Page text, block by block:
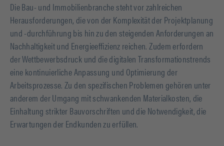
Die Bau- und Immobilienbranche steht vor zahlreichen
Herausforderungen, die von der Komplexität der Projektplanung
und -durchführung bis hin zu den steigenden Anforderungen an
Nachhaltigkeit und Energieeffizienz reichen. Zudem erfordern
der Wettbewerbsdruck und die digitalen Transformationstrends
eine kontinuierliche Anpassung und Optimierung der
Arbeitsprozesse. Zu den spezifischen Problemen gehören unter
anderem der Umgang mit schwankenden Materialkosten, die
Einhaltung strikter Bauvorschriften und die Notwendigkeit, die
Erwartungen der Endkunden zu erfüllen.